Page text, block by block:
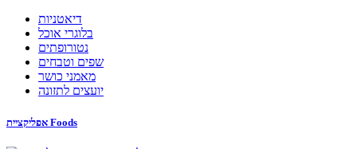
דיאטניות
בלוגרי אוכל
נטורופתים
שפים וטבחים
מאמני כושר
יועצים לתזונה
אפליקציית Foods